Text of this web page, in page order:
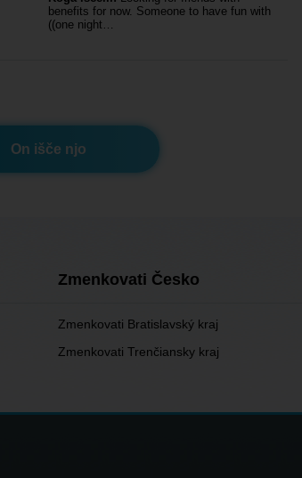
benefits for now. Someone to have fun with
((one night…
On išče njo
Zmenkovati Česko
Zmenkovati Bratislavský kraj
Zmenkovati Trenčiansky kraj